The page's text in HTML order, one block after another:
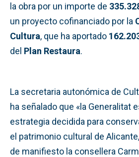
la obra por un importe de
un proyecto cofinanciado por la
Cultura, que ha aportado
del Plan Restaura.
La secretaria autonómica de
ha señalado que «la Generalitat
estrategia decidida para
el patrimonio cultural de
de manifiesto la consellera